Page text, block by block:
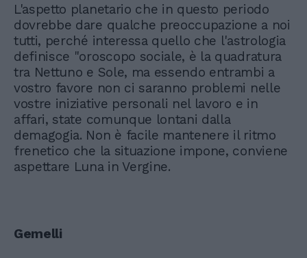
L'aspetto planetario che in questo periodo
dovrebbe dare qualche preoccupazione a noi
tutti, perché interessa quello che l'astrologia
definisce "oroscopo sociale, è la quadratura
tra Nettuno e Sole, ma essendo entrambi a
vostro favore non ci saranno problemi nelle
vostre iniziative personali nel lavoro e in
affari, state comunque lontani dalla
demagogia. Non è facile mantenere il ritmo
frenetico che la situazione impone, conviene
aspettare Luna in Vergine.
Gemelli